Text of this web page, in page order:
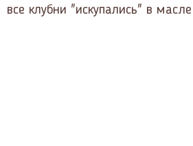
все клубни "искупались" в